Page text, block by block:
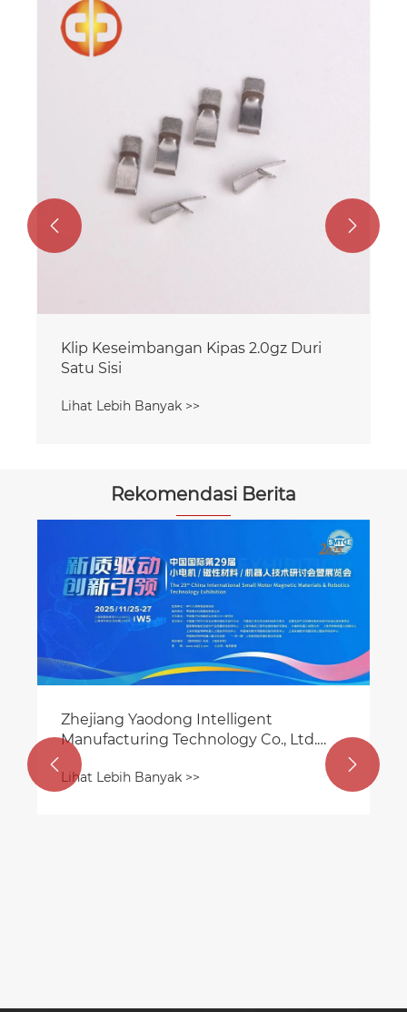
Klip Keseimbangan Kipas 2.0gz Duri
Satu Sisi
Lihat Lebih Banyak >>
 
Rekomendasi Berita
Zhejiang Yaodong Intelligent
Manufacturing Technology Co., Ltd.
—— dengan tulus mengundang Anda
ke Pameran Motor Kecil ke -29
Lihat Lebih Banyak >>
 